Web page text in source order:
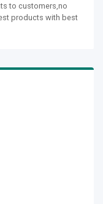
to customers,no
products with best